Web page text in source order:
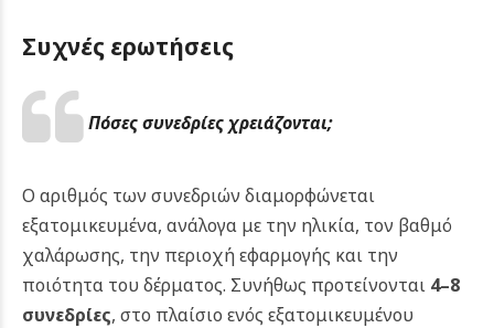
Συχνές ερωτήσεις
Πόσες συνεδρίες χρειάζονται;
Ο αριθμός των συνεδριών διαμορφώνεται
εξατομικευμένα, ανάλογα με την ηλικία, τον βαθμό
χαλάρωσης, την περιοχή εφαρμογής και την
ποιότητα του δέρματος. Συνήθως προτείνονται 4–8
συνεδρίες, στο πλαίσιο ενός εξατομικευμένου